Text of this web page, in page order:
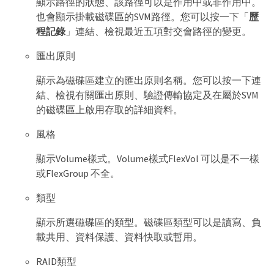
也會顯示掛載磁碟區的SVM路徑。您可以按一下「歷
程記錄」連結、檢視最近五項對交會路徑的變更。
匯出原則
顯示為磁碟區建立的匯出原則名稱。您可以按一下連
結、檢視有關匯出原則、驗證傳輸協定及在屬於SVM
的磁碟區上啟用存取的詳細資料。
風格
顯示Volume樣式。Volume樣式FlexVol 可以是不一樣
或FlexGroup 不全。
類型
顯示所選磁碟區的類型。磁碟區類型可以是讀寫、負
載共用、資料保護、資料快取或暫用。
RAID類型